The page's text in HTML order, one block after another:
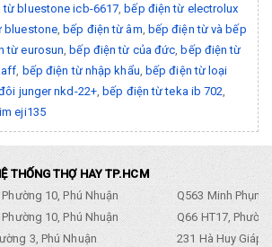
từ bluestone icb-6617, bếp điện từ electrolux
bluestone, bếp điện từ âm, bếp điện từ và bếp
từ eurosun, bếp điện từ của đức, bếp điện từ
, bếp điện từ nhập khẩu, bếp điện từ loại
junger nkd-22+, bếp điện từ teka ib 702,
eji135
THỐNG THỢ HAY TP.HCM
10, Phú Nhuận
Q563 Minh
10, Phú Nhuận
Q66 HT17,
3, Phú Nhuận
231 Hà Huy Giáp,